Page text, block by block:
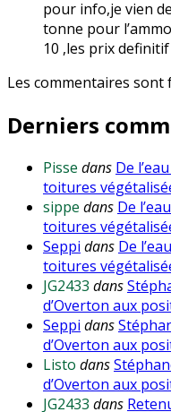
pour info,je vien
tonne pour
10 ,les prix
Les commentaires sont
Derniers
Pisse dans De
toitures
sippe dans De
toitures
Seppi dans De
toitures
JG2433 dans
d’Overton aux
Seppi dans
d’Overton aux
Listo dans
d’Overton aux
JG2433 dans